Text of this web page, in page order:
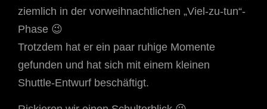
ziemlich in der vorweihnachtlichen „Viel-zu-tun“-
Phase 😉
Trotzdem hat er ein paar ruhige Momente
gefunden und hat sich mit einem kleinen
Shuttle-Entwurf beschäftigt.